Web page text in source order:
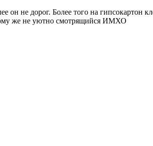
он не дорог. Более того на гипсокартон
же не уютно смотрящийся ИМХО